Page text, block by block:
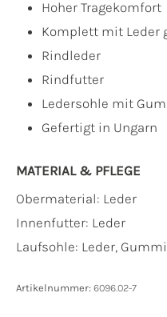
Hoher Tragekomfort
Komplett mit Leder
Rindleder
Rindfutter
Ledersohle mit
Gefertigt in Ungarn
MATERIAL & PFLEGE
Obermaterial: Leder
Innenfutter: Leder
Laufsohle: Leder, Gummi
Artikelnummer: 6096.02-7